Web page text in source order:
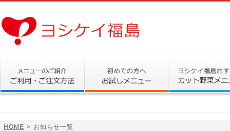
HOME > お知らせ一覧